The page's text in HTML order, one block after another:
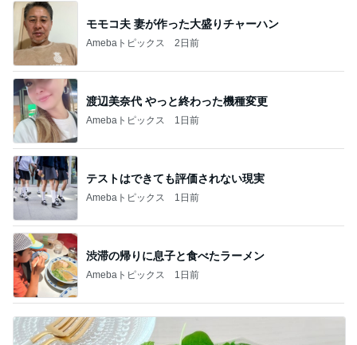
モモコ夫 妻が作った大盛りチャーハン
Amebaトピックス 2日前
渡辺美奈代 やっと終わった機種変更
Amebaトピックス 1日前
テストはできても評価されない現実
Amebaトピックス 1日前
渋滞の帰りに息子と食べたラーメン
Amebaトピックス 1日前